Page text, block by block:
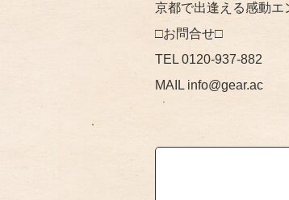
京都で出逢える感動エ
□お問合せ□
TEL 0120-937-882
MAIL info@gear.ac